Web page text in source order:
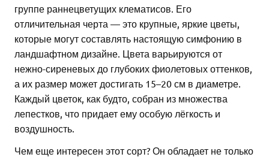
группе раннецветущих клематисов. Его
отличительная черта — это крупные, яркие цветы,
которые могут составлять настоящую симфонию в
ландшафтном дизайне. Цвета варьируются от
нежно-сиреневых до глубоких фиолетовых оттенков,
а их размер может достигать 15–20 см в диаметре.
Каждый цветок, как будто, собран из множества
лепестков, что придает ему особую лёгкость и
воздушность.
Чем еще интересен этот сорт? Он обладает не только